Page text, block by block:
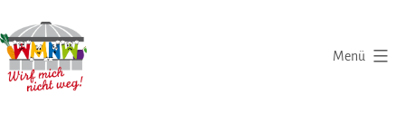
Inhalt
springen
Menü